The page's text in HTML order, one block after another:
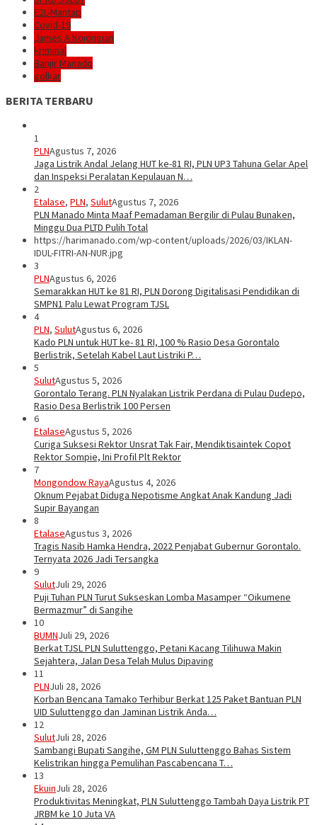
E2L-Mantap
Covid-19
James A Kojongian
kriminal
Banjir Manado
golkar
BERITA TERBARU
1
PLNAgustus 7, 2026
Jaga Listrik Andal Jelang HUT ke-81 RI, PLN UP3 Tahuna Gelar Apel
dan Inspeksi Peralatan Kepulauan N…
2
Etalase, PLN, SulutAgustus 7, 2026
PLN Manado Minta Maaf Pemadaman Bergilir di Pulau Bunaken,
Minggu Dua PLTD Pulih Total
https://harimanado.com/wp-content/uploads/2026/03/IKLAN-
IDUL-FITRI-AN-NUR.jpg
3
PLNAgustus 6, 2026
Semarakkan HUT ke 81 RI, PLN Dorong Digitalisasi Pendidikan di
SMPN1 Palu Lewat Program TJSL
4
PLN, SulutAgustus 6, 2026
Kado PLN untuk HUT ke- 81 RI, 100 % Rasio Desa Gorontalo
Berlistrik, Setelah Kabel Laut Listriki P…
5
SulutAgustus 5, 2026
Gorontalo Terang. PLN Nyalakan Listrik Perdana di Pulau Dudepo,
Rasio Desa Berlistrik 100 Persen
6
EtalaseAgustus 5, 2026
Curiga Suksesi Rektor Unsrat Tak Fair, Mendiktisaintek Copot
Rektor Sompie, Ini Profil Plt Rektor
7
Mongondow RayaAgustus 4, 2026
Oknum Pejabat Diduga Nepotisme Angkat Anak Kandung Jadi
Supir Bayangan
8
EtalaseAgustus 3, 2026
Tragis Nasib Hamka Hendra, 2022 Penjabat Gubernur Gorontalo.
Ternyata 2026 Jadi Tersangka
9
SulutJuli 29, 2026
Puji Tuhan PLN Turut Sukseskan Lomba Masamper “Oikumene
Bermazmur” di Sangihe
10
BUMNJuli 29, 2026
Berkat TJSL PLN Suluttenggo, Petani Kacang Tilihuwa Makin
Sejahtera, Jalan Desa Telah Mulus Dipaving
11
PLNJuli 28, 2026
Korban Bencana Tamako Terhibur Berkat 125 Paket Bantuan PLN
UID Suluttenggo dan Jaminan Listrik Anda…
12
SulutJuli 28, 2026
Sambangi Bupati Sangihe, GM PLN Suluttenggo Bahas Sistem
Kelistrikan hingga Pemulihan Pascabencana T…
13
EkuinJuli 28, 2026
Produktivitas Meningkat, PLN Suluttenggo Tambah Daya Listrik PT
JRBM ke 10 Juta VA